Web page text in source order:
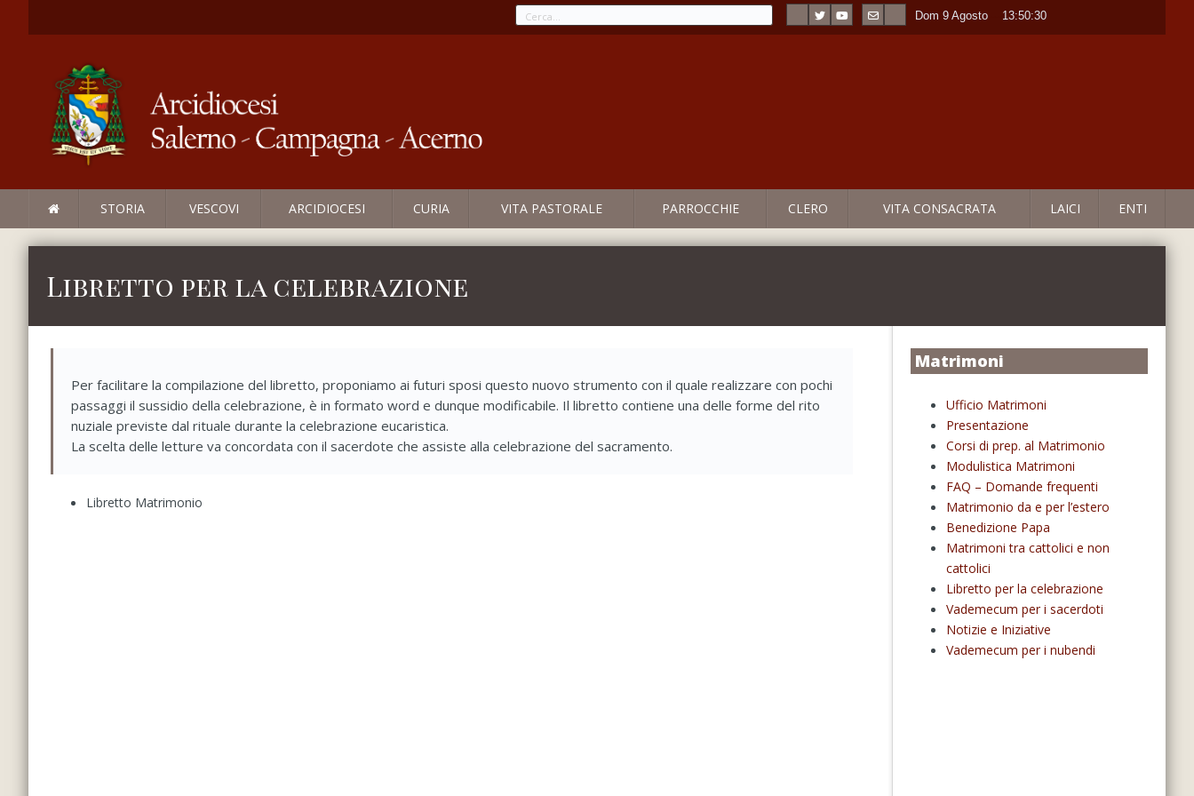
Dom 9 Agosto 13:50:30
STORIA VESCOVI ARCIDIOCESI CURIA VITA PASTORALE PARROCCHIE CLERO VITA CONSACRATA LAICI ENTI
Libretto per la celebrazione
Per facilitare la compilazione del libretto, proponiamo ai futuri sposi questo nuovo strumento con il quale realizzare con pochi
passaggi il sussidio della celebrazione, è in formato word e dunque modificabile. Il libretto contiene una delle forme del rito
nuziale previste dal rituale durante la celebrazione eucaristica.
La scelta delle letture va concordata con il sacerdote che assiste alla celebrazione del sacramento.
Libretto Matrimonio
Matrimoni
Ufficio Matrimoni
Presentazione
Corsi di prep. al Matrimonio
Modulistica Matrimoni
FAQ – Domande frequenti
Matrimonio da e per l’estero
Benedizione Papa
Matrimoni tra cattolici e non
cattolici
Libretto per la celebrazione
Vademecum per i sacerdoti
Notizie e Iniziative
Vademecum per i nubendi